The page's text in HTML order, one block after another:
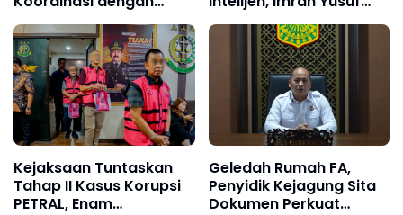
Kemenko Polkam, Kawal
Pengawasan Kasus
Dugaan Korupsi dan
TPPU Eks Jampidsus FA
Tegaskan Intelijen
Adalah Garda Depan
Penegakan Hukum
Kejaksaan Tuntaskan
Tahap II Kasus Korupsi
PETRAL, Enam
Geledah Rumah FA,
Penyidik Kejagung Sita
Dokumen Perkuat